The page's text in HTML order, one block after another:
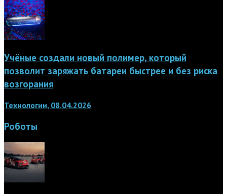
Учёные создали новый полимер, который
позволит заряжать батареи быстрее и без риска
возгорания
Технологии, 08.04.2026
Роботы